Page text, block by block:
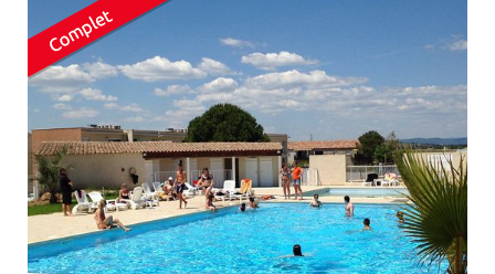
Type de location
Colocation
Votre date d'entrée